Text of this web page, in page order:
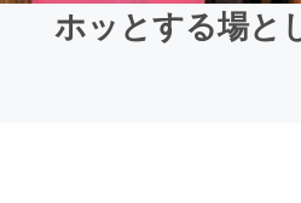
ホッとする場と